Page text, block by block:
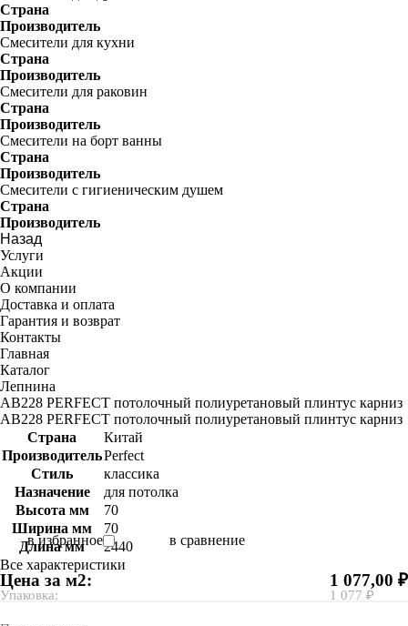
Страна
Производитель
Смесители для кухни
Страна
Производитель
Смесители для раковин
Страна
Производитель
Смесители на борт ванны
Страна
Производитель
Смесители с гигиеническим душем
Страна
Производитель
Назад
Услуги
Акции
О компании
Доставка и оплата
Гарантия и возврат
Контакты
Главная
Каталог
Лепнина
AB228 PERFECT потолочный полиуретановый плинтус карниз
AB228 PERFECT потолочный полиуретановый плинтус карниз
Страна
Китай
ПроизводительPerfect
Стиль
классика
Назначение
для потолка
Высота мм
70
Ширина мм
70
Длина мм
2440
Все характеристики
в избранное в сравнение
Цена за м2:
Упаковка:
1 077,00 ₽
1 077 ₽